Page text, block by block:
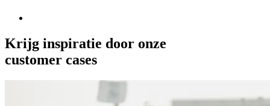
Krijg inspiratie door onze
customer cases